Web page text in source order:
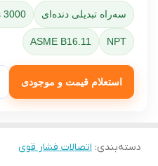
سه‌راه تبدیلی دنده‌ای 3000
NPT
ASME B16.11
استعلام قیمت و موجودی
دسته‌بندی: اتصالات فشار قوی